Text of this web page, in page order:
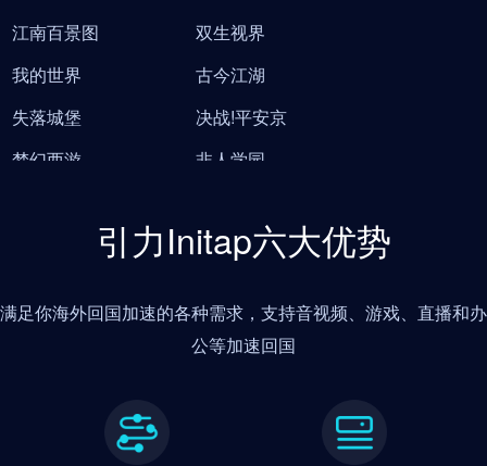
江南百景图
双生视界
我的世界
古今江湖
失落城堡
决战!平安京
梦幻西游
非人学园
英雄联盟手游
猫和老鼠
月圆之夜
引力Initap六大优势
满足你海外回国加速的各种需求，支持音视频、游戏、直播和办
公等加速回国